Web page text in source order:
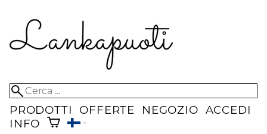
PRODOTTI OFFERTE NEGOZIO ACCEDI
INFO